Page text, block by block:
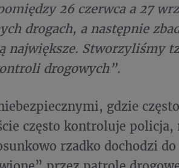
26 czerwca a 27
drogach, a następnie
największe. Stworzyliśmy
drogowych”.
gdzie
często kontroluje policja,
rzadko dochodzi do